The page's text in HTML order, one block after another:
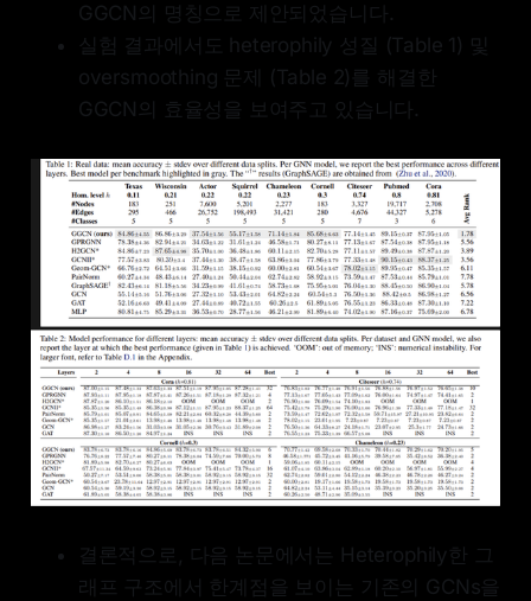
GGCN의 명칭으로 제안되었습니다.
실험 결과에서도 heterophily 성질 (Table 1) 및
oversmoothing 문제 (Table 2)를 해결한
GGCN의 효율성을 보여주고 있습니다.
결론적으로, 다음 논문에서는 Heterophily한 그
래프 구조에서 한계점을 보이는 기존의 GCNs을